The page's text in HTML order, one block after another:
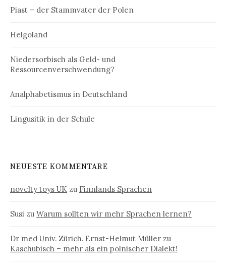
Piast – der Stammvater der Polen
Helgoland
Niedersorbisch als Geld- und
Ressourcenverschwendung?
Analphabetismus in Deutschland
Lingusitik in der Schule
NEUESTE KOMMENTARE
novelty toys UK zu Finnlands Sprachen
Susi zu Warum sollten wir mehr Sprachen lernen?
Dr med Univ. Zürich. Ernst-Helmut Müller zu
Kaschubisch – mehr als ein polnischer Dialekt!